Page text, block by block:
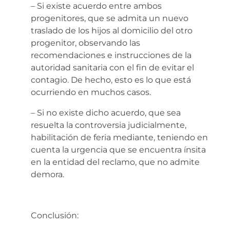
– Si existe acuerdo entre ambos
progenitores, que se admita un nuevo
traslado de los hijos al domicilio del otro
progenitor, observando las
recomendaciones e instrucciones de la
autoridad sanitaria con el fin de evitar el
contagio. De hecho, esto es lo que está
ocurriendo en muchos casos.
– Si no existe dicho acuerdo, que sea
resuelta la controversia judicialmente,
habilitación de feria mediante, teniendo en
cuenta la urgencia que se encuentra ínsita
en la entidad del reclamo, que no admite
demora.
Conclusión: